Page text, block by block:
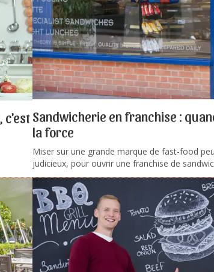
c'estSandwicherie en franchise :
la force
Miser sur une grande marque de fast-food
judicieux, pour ouvrir une franchise de